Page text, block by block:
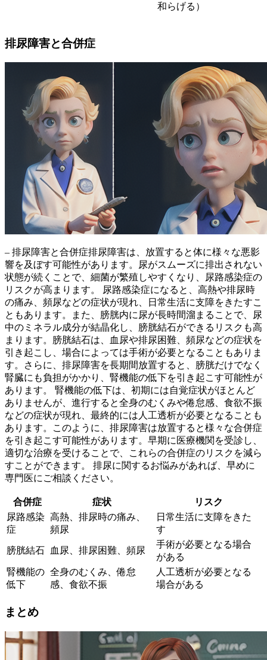
和らげる）
排尿障害と合併症
– 排尿障害と合併症排尿障害は、放置すると体に様々な悪影
響を及ぼす可能性があります。
尿がスムーズに排出されない
状態が続くことで、細菌が繁殖しやすくなり、尿路感染症の
リスクが高まります。
尿路感染症になると、高熱や排尿時
の痛み、頻尿などの症状が現れ、日常生活に支障をきたすこ
ともあります。また、膀胱内に尿が長時間溜まることで、尿
中のミネラル成分が結晶化し、膀胱結石ができるリスクも高
まります。膀胱結石は、血尿や排尿困難、頻尿などの症状を
引き起こし、場合によっては手術が必要となることもありま
す。さらに、 排尿障害を長期間放置すると、膀胱だけでなく
腎臓にも負担がかかり、腎機能の低下を引き起こす可能性が
あります。
腎機能の低下は、初期には自覚症状がほとんど
ありませんが、進行すると全身のむくみや倦怠感、食欲不振
などの症状が現れ、最終的には人工透析が必要となることも
あります。このように、排尿障害は放置すると様々な合併症
を引き起こす可能性があります。 早期に医療機関を受診し、
適切な治療を受けることで、これらの合併症のリスクを減ら
すことができます。
排尿に関するお悩みがあれば、早めに
専門医にご相談ください。
合併症 症状
リスク
尿路感染
症
高熱、排尿時の痛み、
頻尿
日常生活に支障をきた
す
膀胱結石 血尿、排尿困難、頻尿
手術が必要となる場合
がある
腎機能の
低下
全身のむくみ、倦怠
感、食欲不振
人工透析が必要となる
場合がある
まとめ